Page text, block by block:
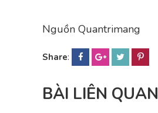
Nguồn Quantrimang
Share:
BÀI LIÊN QUAN